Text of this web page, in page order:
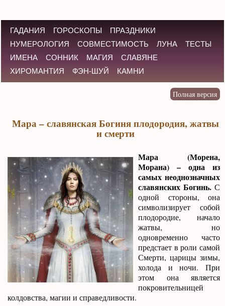
ГАДАНИЯ ГОРОСКОПЫ
ПРАЗДНИКИ
НУМЕРОЛОГИЯ
СОВМЕСТИМОСТЬ ЛУНА
ТЕСТЫ
ИМЕНА
СОННИК МАГИЯ
СЛАВЯНЕ
ХИРОМАНТИЯ
ФЭН-ШУЙ КАМНИ
Мара – славянская Богиня плодородия, жатвы
и смерти
Мара (Морена,
Морана) – одна из
самых неоднозначных
славянских Богинь. С
одной стороны, она
символизирует собой
плодородие, начало
жатвы, но
одновременно часто
предстает в роли самой
Смерти, царицы зимы,
холода и ночи. При
этом она является
покровительницей
колдовства, магии и справедливости.